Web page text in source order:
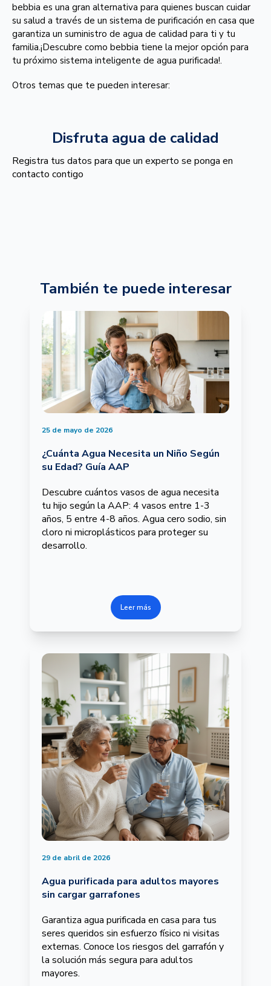
bebbia es una gran alternativa para quienes buscan cuidar
su salud a través de un sistema de purificación en casa que
garantiza un suministro de agua de calidad para ti y tu
familia.¡Descubre como bebbia tiene la mejor opción para
tu próximo sistema inteligente de agua purificada!.
Otros temas que te pueden interesar:
Disfruta agua de calidad
Registra tus datos para que un experto se ponga en
contacto contigo
También te puede interesar
25 de mayo de 2026
¿Cuánta Agua Necesita un Niño Según
su Edad? Guía AAP
Descubre cuántos vasos de agua necesita
tu hijo según la AAP: 4 vasos entre 1-3
años, 5 entre 4-8 años. Agua cero sodio, sin
cloro ni microplásticos para proteger su
desarrollo.
Leer más
29 de abril de 2026
Agua purificada para adultos mayores
sin cargar garrafones
Garantiza agua purificada en casa para tus
seres queridos sin esfuerzo físico ni visitas
externas. Conoce los riesgos del garrafón y
la solución más segura para adultos
mayores.